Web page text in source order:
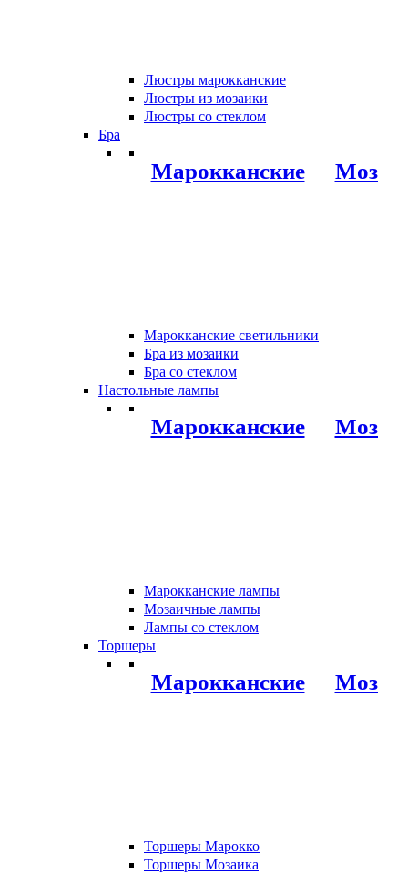
Люстры марокканские
Люстры из мозаики
Люстры со стеклом
Бра
Марокканские
Марокканские светильники
Бра из мозаики
Бра со стеклом
Настольные лампы
Марокканские
Марокканские лампы
Мозаичные лампы
Лампы со стеклом
Торшеры
Марокканские
Торшеры Марокко
Торшеры Мозаика